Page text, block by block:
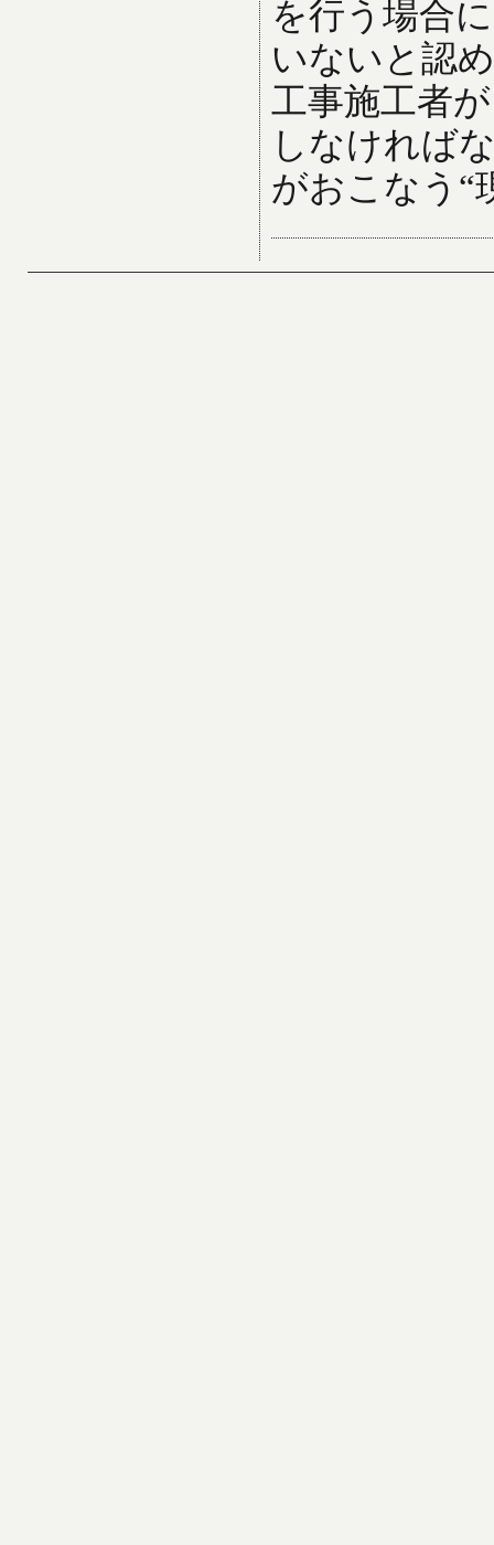
を行う場合
いないと認
工事施工者
しなければ
がおこなう“